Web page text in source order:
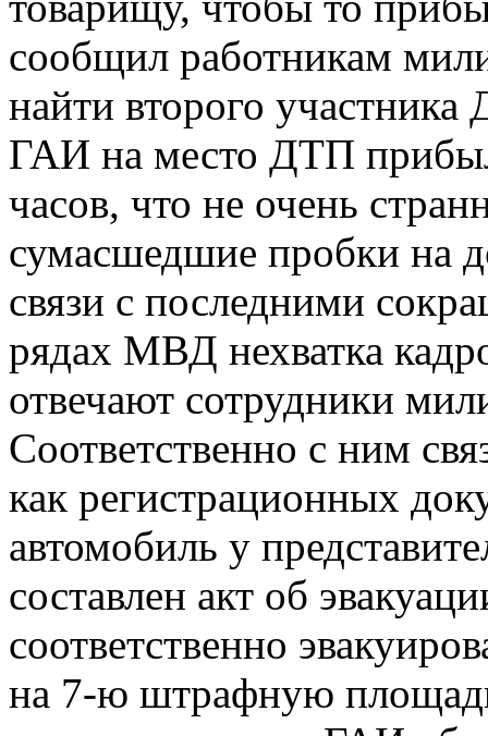
сообщил работникам
найти второго
ГАИ на место ДТП
часов, что не очень
сумасшедшие пробки на
связи с последними
рядах МВД нехватка
отвечают сотрудники
Соответственно с ним
как регистрационных
автомобиль у
составлен акт об
соответственно
на 7-ю штрафную